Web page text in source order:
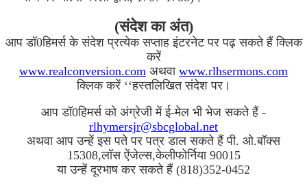
(संदेश का अंत)
आप डॉ0हिमर्स के संदेश प्रत्येक सप्ताह इंटरनेट पर पढ़ सकते हैं क्लिक
करें
www.realconversion.com अथवा www.rlhsermons.com
क्लिक करें ‘‘हस्तलिखित संदेश पर।
आप डॉ0हिमर्स को अंग्रेजी में ई-मेल भी भेज सकते हैं -
rlhymersjr@sbcglobal.net
अथवा आप उन्हें इस पते पर पत्र डाल सकते हैं पी. ओ.बॉक्स
15308,लॉस ऐंजेल्स,केलीफोर्निया 90015
या उन्हें दूरभाष कर सकते हैं (818)352-0452